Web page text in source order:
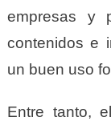
empresas y
contenidos e
un buen uso
Entre tanto,